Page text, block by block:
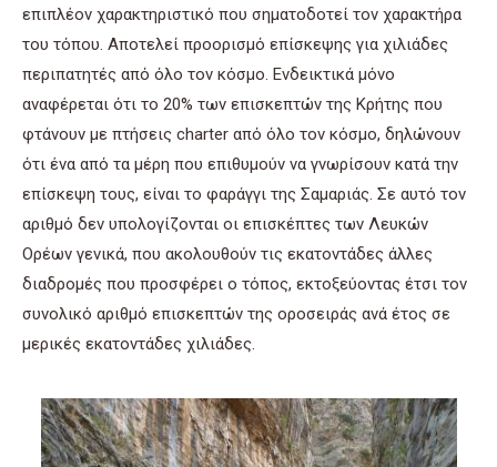
επιπλέον χαρακτηριστικό που σηματοδοτεί τον χαρακτήρα
του τόπου. Αποτελεί προορισμό επίσκεψης για χιλιάδες
περιπατητές από όλο τον κόσμο. Ενδεικτικά μόνο
αναφέρεται ότι το 20% των επισκεπτών της Κρήτης που
φτάνουν με πτήσεις charter από όλο τον κόσμο, δηλώνουν
ότι ένα από τα μέρη που επιθυμούν να γνωρίσουν κατά την
επίσκεψη τους, είναι το φαράγγι της Σαμαριάς. Σε αυτό τον
αριθμό δεν υπολογίζονται οι επισκέπτες των Λευκών
Ορέων γενικά, που ακολουθούν τις εκατοντάδες άλλες
διαδρομές που προσφέρει ο τόπος, εκτοξεύοντας έτσι τον
συνολικό αριθμό επισκεπτών της οροσειράς ανά έτος σε
μερικές εκατοντάδες χιλιάδες.